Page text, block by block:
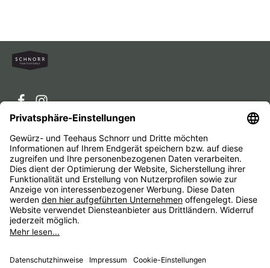
Service-Hotline
Service
Unternehmen
Alle Preise inkl. gesetzl. Mehrwertsteuer zzgl.
anders angegeben.